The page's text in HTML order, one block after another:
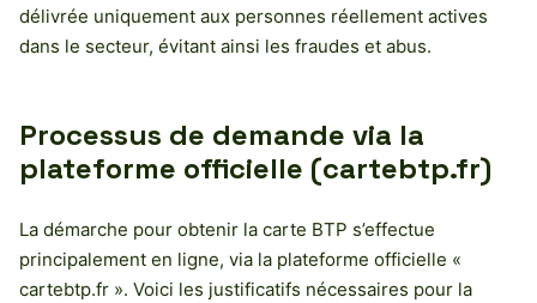
délivrée uniquement aux personnes réellement actives
dans le secteur, évitant ainsi les fraudes et abus.
Processus de demande via la
plateforme officielle (cartebtp.fr)
La démarche pour obtenir la carte BTP s’effectue
principalement en ligne, via la plateforme officielle «
cartebtp.fr ». Voici les justificatifs nécessaires pour la